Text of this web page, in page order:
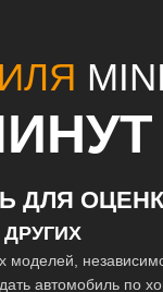
MINI
ДЛЯ
моделей,
автомобиль по